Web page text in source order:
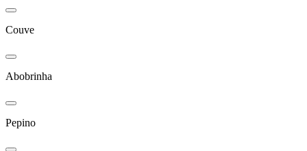
Couve
Abobrinha
Pepino